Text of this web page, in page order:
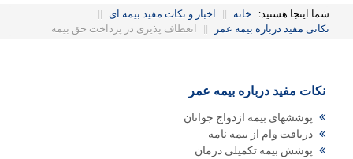
شما اینجا هستید: خانه || اخبار و نکات مفید بیمه ای ||
نکاتی مفید درباره بیمه عمر
|| انعطاف پذیری در پرداخت حق بیمه
نکات مفید درباره بیمه عمر
پوششهای بیمه ازدواج جوانان
دریافت وام از بیمه نامه
پوشش بیمه تکمیلی درمان